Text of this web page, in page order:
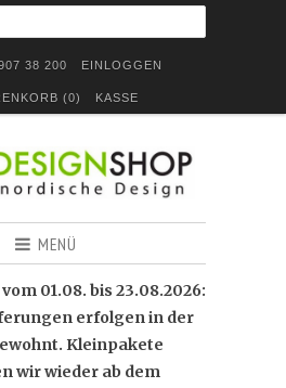
38 200 EINLOGGEN
(0) KASSE
MENÜ
01.08. bis 23.08.2026:
erfolgen in der
Kleinpakete
wir wieder ab dem